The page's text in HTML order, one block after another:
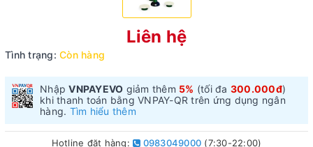
Liên hệ
Tình trạng: Còn hàng
NhậpVNPAYEVO giảm thêm 5% (tối đa 300.000đ)
khi thanh toán bằng VNPAY-QR trên ứng dụng ngân
hàng. Tìm hiểu thêm
Hotline đặt hàng: 0983049000 (7:30-22:00)